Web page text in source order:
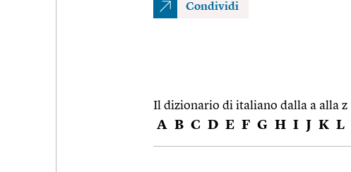
Condividi
Il dizionario di italiano dalla a alla z
A B C D E F G H I J K L